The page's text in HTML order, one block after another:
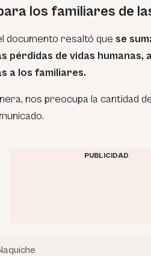
los familiares de
documento resaltó que se
pérdidas de vidas humanas,
a los familiares.
nos preocupa la cantidad
PUBLICIDAD